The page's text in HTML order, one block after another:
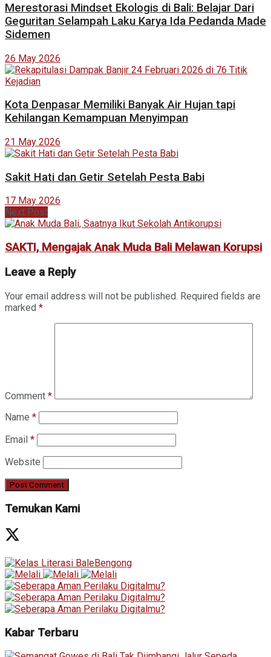
Merestorasi Mindset Ekologis di Bali: Belajar Dari
Geguritan Selampah Laku Karya Ida Pedanda Made
Sidemen
26 May 2026
Kota Denpasar Memiliki Banyak Air Hujan tapi
Kehilangan Kemampuan Menyimpan
21 May 2026
Sakit Hati dan Getir Setelah Pesta Babi
17 May 2026
Next Post
SAKTI, Mengajak Anak Muda Bali Melawan Korupsi
Leave a Reply
Your email address will not be published. Required fields are
marked *
Comment *
Name *
Email *
Website
Temukan Kami
Kabar Terbaru